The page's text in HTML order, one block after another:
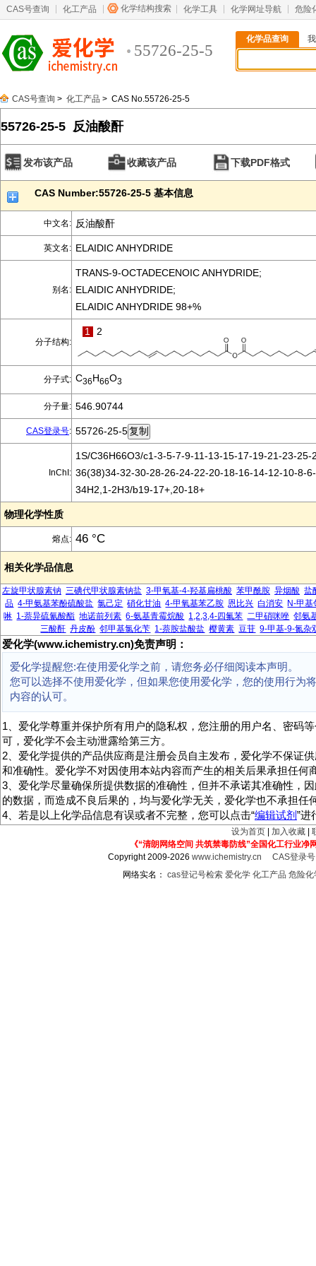
CAS号查询 化工产品 化学结构搜索 化学工具 化学网址导航 危险
55726-25-5
化学品查询
CAS号查询 > 化工产品 > CAS No.55726-25-5
55726-25-5 反油酸酐
发布该产品 收藏该产品 下载PDF格式
CAS Number:55726-25-5 基本信息
中文名: 反油酸酐
英文名: ELAIDIC ANHYDRIDE
别名:
TRANS-9-OCTADECENOIC ANHYDRIDE;
ELAIDIC ANHYDRIDE;
ELAIDIC ANHYDRIDE 98+%
分子结构:
1 2
分子式: C36H66O3
分子量: 546.90744
CAS登录号: 55726-25-5
InChI:
1S/C36H66O3/c1-3-5-7-9-11-13-15-17-19-21-23-
36(38)34-32-30-28-26-24-22-20-18-16-14-12-10-8-
34H2,1-2H3/b19-17+,20-18+
物理化学性质
熔点: 46 °C
相关化学品信息
左旋甲状腺素钠 三碘代甲状腺素钠盐 3-甲氧基-4-羟基扁桃酸 苯甲酰胺 异烟酸 盐
品 4-甲氨基苯酚硫酸盐 氯己定 硝化甘油 4-甲氧基苯乙胺 恩比兴 白消安 N-甲
啉 1-萘异硫氰酸酯 地诺前列素 6-氨基青霉烷酸 1,2,3,4-四氟苯 二甲硝咪唑 邻氨
三酸酐 丹皮酚 邻甲基氯化苄 1-萘胺盐酸盐 樱黄素 豆苷 9-甲基-9-氮杂
爱化学(www.ichemistry.cn)免责声明：
爱化学提醒您:在使用爱化学之前，请您务必仔细阅读本声明。
您可以选择不使用爱化学，但如果您使用爱化学，您的使用行为
内容的认可。
1、爱化学尊重并保护所有用户的隐私权，您注册的用户名、密码
可，爱化学不会主动泄露给第三方。
2、爱化学提供的产品供应商是注册会员自主发布，爱化学不保证
和准确性。爱化学不对因使用本站内容而产生的相关后果承担任何
3、爱化学尽量确保所提供数据的准确性，但并不承诺其准确性，
的数据，而造成不良后果的，均与爱化学无关，爱化学也不承担任
4、若是以上化学品信息有误或者不完整，您可以点击“编辑试剂”进
设为首页 加入收藏
《“清朗网络空间 共筑禁毒防线”全国化工行业净
Copyright 2009-2026www.ichemistry.cn
CAS登录
网络实名： cas登记号检索 爱化学 化工产品 危险化